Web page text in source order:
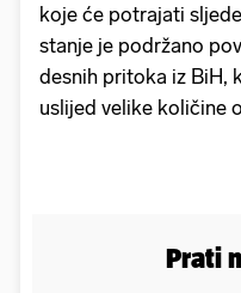
koje će potrajati
stanje je podržano
desnih pritoka iz BiH,
uslijed velike količine
Prati